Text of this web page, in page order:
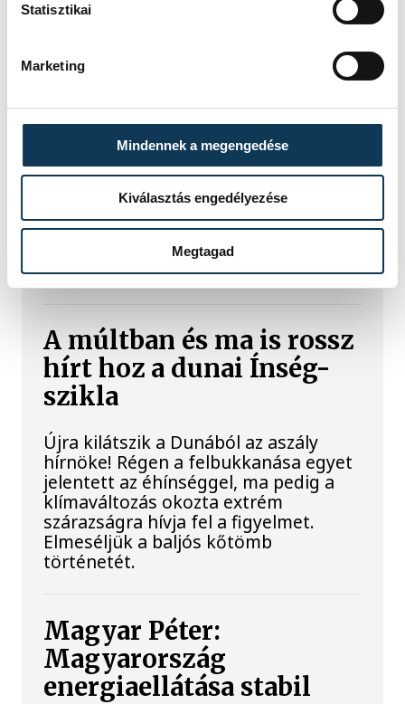
Statisztikai
Marketing
Mindennek a megengedése
Kiválasztás engedélyezése
Megtagad
Rekordok Európában –
legforróbb, Angliában
szárazság tombol
Rá sem ismerünk Európára,
kontinensszerte rekordokat dönt a
hőség. Magyarország a legforróbb
országok közé került, miközben az
Egyesült Királyságban olyan száraz
júliust mértek, amilyenre 155 éve nem
volt példa.
A múltban és ma is rossz
hírt hoz a dunai Ínség-
szikla
Újra kilátszik a Dunából az aszály
hírnöke! Régen a felbukkanása egyet
jelentett az éhínséggel, ma pedig a
klímaváltozás okozta extrém
szárazságra hívja fel a figyelmet.
Elmeséljük a baljós kőtömb
történetét.
Magyar Péter:
Magyarország
energiaellátása stabil